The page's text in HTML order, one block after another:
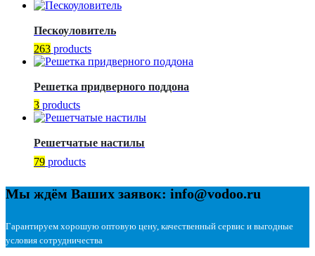
Пескоуловитель
263 products
Решетка придверного поддона
3 products
Решетчатые настилы
79 products
Мы ждём Ваших заявок: info@vodoo.ru
Гарантируем хорошую оптовую цену, качественный сервис и выгодные
условия сотрудничества